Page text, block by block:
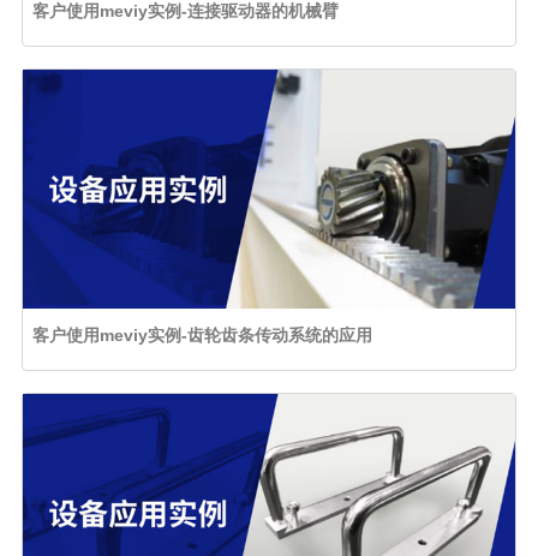
客户使用meviy实例-连接驱动器的机械臂
客户使用meviy实例-齿轮齿条传动系统的应用